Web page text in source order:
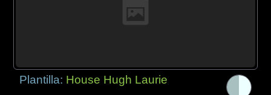
Plantilla: House Hugh Laurie